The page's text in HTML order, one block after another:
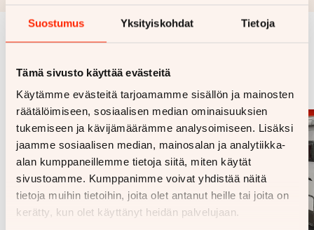
Suostumus Yksityiskohdat Tietoja
Tämä sivusto käyttää evästeitä
Käytämme evästeitä tarjoamamme sisällön ja mainosten
räätälöimiseen, sosiaalisen median ominaisuuksien
tukemiseen ja kävijämäärämme analysoimiseen. Lisäksi
jaamme sosiaalisen median, mainosalan ja analytiikka-
alan kumppaneillemme tietoja siitä, miten käytät
sivustoamme. Kumppanimme voivat yhdistää näitä
tietoja muihin tietoihin, joita olet antanut heille tai joita on
kerätty, kun olet käyttänyt heidän palvelujaan.
Katso kaikki